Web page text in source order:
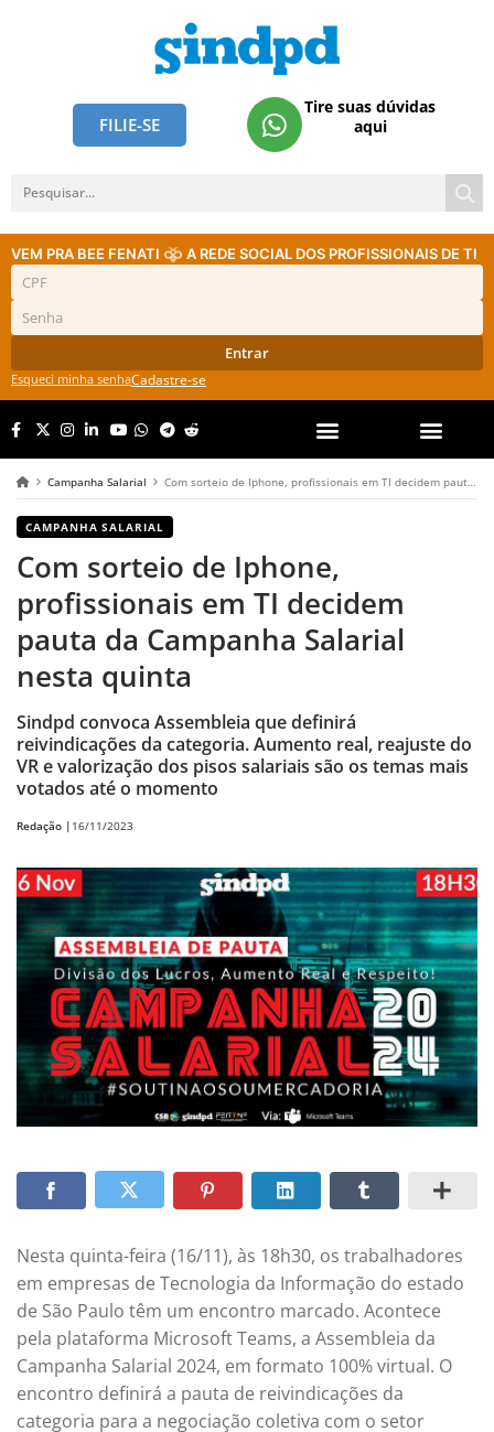
FILIE-SE
Tire suas dúvidas
aqui
VEM PRA BEE FENATI A REDE SOCIAL DOS PROFISSIONAIS DE TI
Entrar
Esqueci minha senhaCadastre-se
Campanha Salarial Com sorteio de Iphone, profissionais em TI decidem pauta da Campanha Salarial nesta quinta
CAMPANHA SALARIAL
Com sorteio de Iphone,
profissionais em TI decidem
pauta da Campanha Salarial
nesta quinta
Sindpd convoca Assembleia que definirá
reivindicações da categoria. Aumento real, reajuste do
VR e valorização dos pisos salariais são os temas mais
votados até o momento
Redação | 16/11/2023
Nesta quinta-feira (16/11), às 18h30, os trabalhadores
em empresas de Tecnologia da Informação do estado
de São Paulo têm um encontro marcado. Acontece
pela plataforma Microsoft Teams, a Assembleia da
Campanha Salarial 2024, em formato 100% virtual. O
encontro definirá a pauta de reivindicações da
categoria para a negociação coletiva com o setor